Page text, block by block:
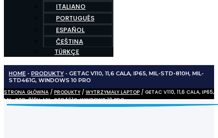
ITALIANO
PORTUGUÊS
ESPAÑOL
ČEŠTINA
TÜRKÇE
HOME - PRODUKTY - GETAC V110, 11,6 CALA, IP65, MIL-STD-810H, MIL-
STD461G, WINDOWS 10 PRO
STRONA GŁÓWNA / PRODUKTY / WYTRZYMAŁY LAPTOP / GETAC V110, 11,6 CALA, IP65,
MIL-STD-810H, MIL-STD461G, WINDOWS 10 PRO